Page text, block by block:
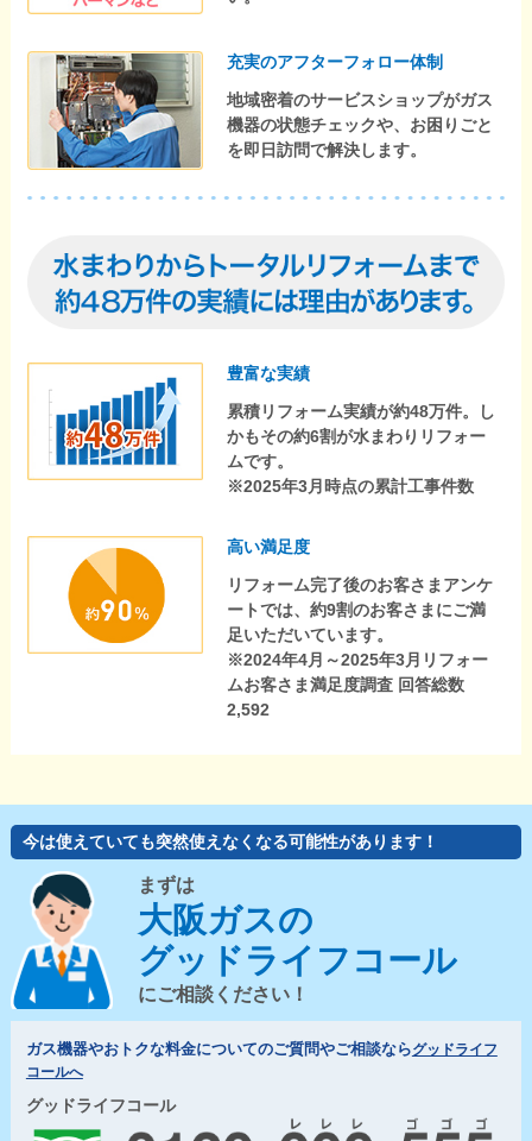
充実のアフターフォロー体制
地域密着のサービスショップがガス
機器の状態チェックや、お困りごと
を即日訪問で解決します。
豊富な実績
累積リフォーム実績が約48万件。し
かもその約6割が水まわりリフォー
ムです。
※2025年3月時点の累計工事件数
高い満足度
リフォーム完了後のお客さまアンケ
ートでは、約9割のお客さまにご満
足いただいています。
※2024年4月～2025年3月リフォー
ムお客さま満足度調査 回答総数
2,592
今は使えていても突然使えなくなる可能性があります！
まずは
大阪ガスの
グッドライフコール
にご相談ください！
ガス機器やおトクな料金についてのご質問やご相談ならグッドライフ
コールへ
グッドライフコール